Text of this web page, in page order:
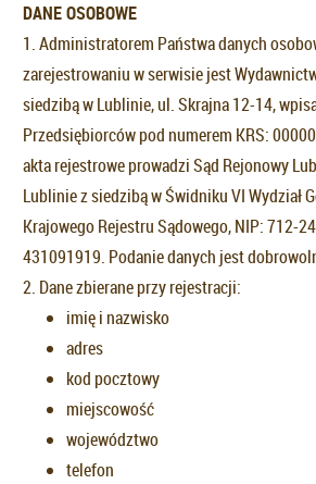
DANE OSOBOWE
1. Administratorem Państwa danych
zarejestrowaniu w serwisie jest
siedzibą w Lublinie, ul. Skrajna 12-14,
Przedsiębiorców pod numerem KRS:
akta rejestrowe prowadzi Sąd Rejonowy
Lublinie z siedzibą w Świdniku VI Wydział
Krajowego Rejestru Sądowego, NIP: 712-
431091919. Podanie danych jest
2. Dane zbierane przy rejestracji:
imię i nazwisko
adres
kod pocztowy
miejscowość
województwo
telefon